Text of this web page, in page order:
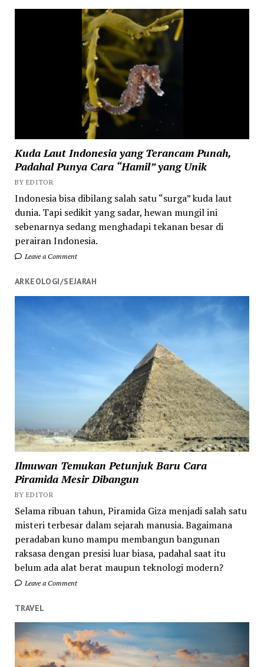
Kuda Laut Indonesia yang Terancam Punah,
Padahal Punya Cara “Hamil” yang Unik
BY EDITOR
Indonesia bisa dibilang salah satu “surga” kuda laut
dunia. Tapi sedikit yang sadar, hewan mungil ini
sebenarnya sedang menghadapi tekanan besar di
perairan Indonesia.
Leave a Comment
ARKEOLOGI/SEJARAH
Ilmuwan Temukan Petunjuk Baru Cara
Piramida Mesir Dibangun
BY EDITOR
Selama ribuan tahun, Piramida Giza menjadi salah satu
misteri terbesar dalam sejarah manusia. Bagaimana
peradaban kuno mampu membangun bangunan
raksasa dengan presisi luar biasa, padahal saat itu
belum ada alat berat maupun teknologi modern?
Leave a Comment
TRAVEL